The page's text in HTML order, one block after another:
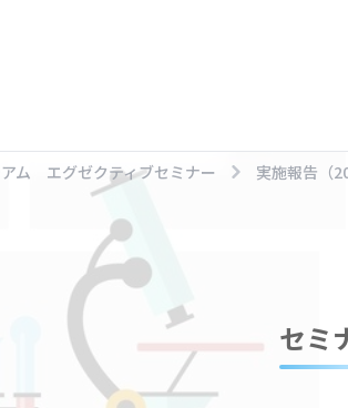
ム エグゼクティブセミナー 実施報告（
セミ